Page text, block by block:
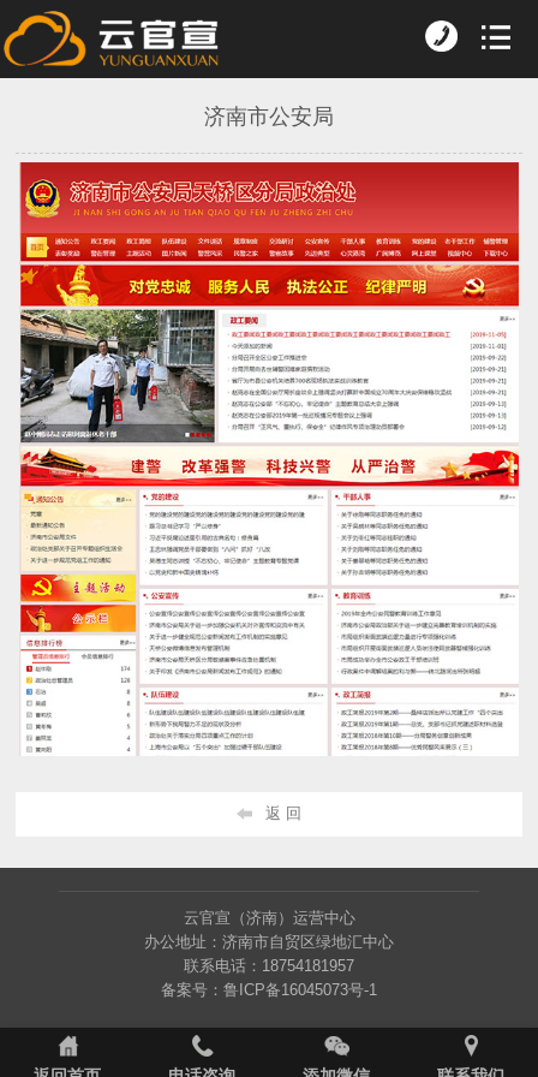
济南市公安局
返 回
云官宣（济南）运营中心
办公地址：济南市自贸区绿地汇中心
联系电话：18754181957
备案号： 鲁ICP备16045073号-1